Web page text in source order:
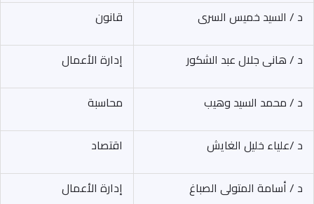
د / السيد خميس السرى قانون
د / هانى جلال عبد الشكور إدارة الأعمال
د / محمد السيد وهيب محاسبة
د /علياء خليل الغايش اقتصاد
د / أسامة المتولى الصباغ إدارة الأعمال